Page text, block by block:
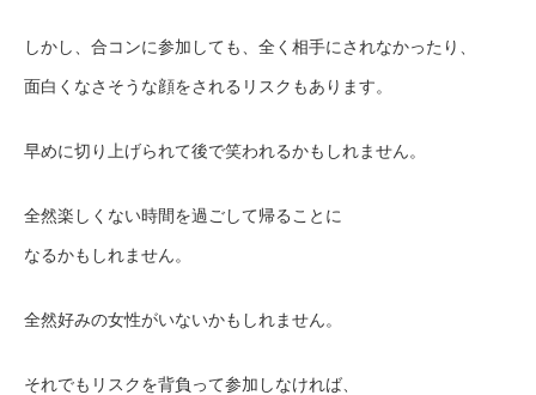
しかし、合コンに参加しても、全く相手にされなかったり、
面白くなさそうな顔をされるリスクもあります。
早めに切り上げられて後で笑われるかもしれません。
全然楽しくない時間を過ごして帰ることに
なるかもしれません。
全然好みの女性がいないかもしれません。
それでもリスクを背負って参加しなければ、